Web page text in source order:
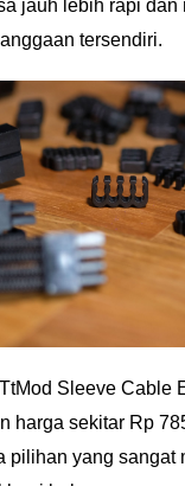
jauh lebih rapi dan
tersendiri.
Sleeve Cable
harga sekitar Rp
pilihan yang sangat